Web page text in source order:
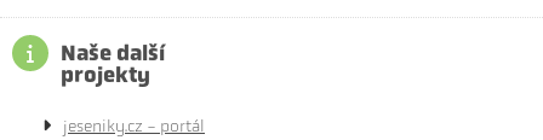
Naše další
projekty
jeseniky.cz - portál